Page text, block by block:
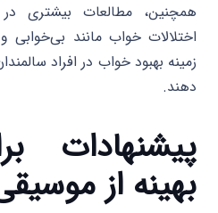
همچنین، مطالعات بیشتری در
اختلالات خواب مانند
زمینه بهبود خواب در افراد
دهند.
پیشنهادات
بهینه از